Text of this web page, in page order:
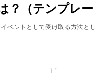
？（テンプレー
ベントとして受け取る方法と